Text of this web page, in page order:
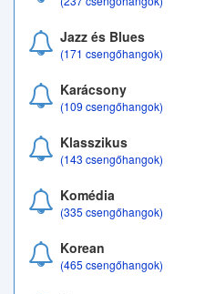
Jazz és Blues
(171 csengőhangok)
Karácsony
(109 csengőhangok)
Klasszikus
(143 csengőhangok)
Komédia
(335 csengőhangok)
Korean
(465 csengőhangok)